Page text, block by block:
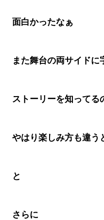
面白かったなぁ
また舞台の両サイドに
ストーリーを知ってる
やはり楽しみ方も違う
と
さらに